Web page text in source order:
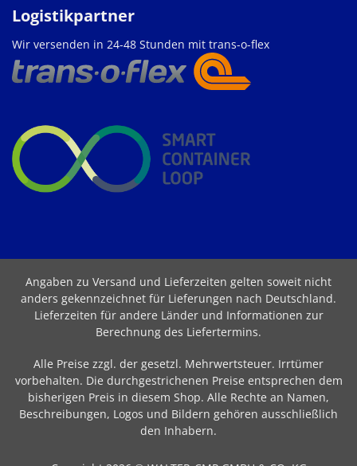
Logistikpartner
Wir versenden in 24-48 Stunden mit trans-o-flex
Angaben zu Versand und Lieferzeiten gelten soweit nicht
anders gekennzeichnet für Lieferungen nach Deutschland.
Lieferzeiten für andere Länder und Informationen zur
Berechnung des Liefertermins.
Alle Preise zzgl. der gesetzl. Mehrwertsteuer. Irrtümer
vorbehalten. Die durchgestrichenen Preise entsprechen dem
bisherigen Preis in diesem Shop. Alle Rechte an Namen,
Beschreibungen, Logos und Bildern gehören ausschließlich
den Inhabern.